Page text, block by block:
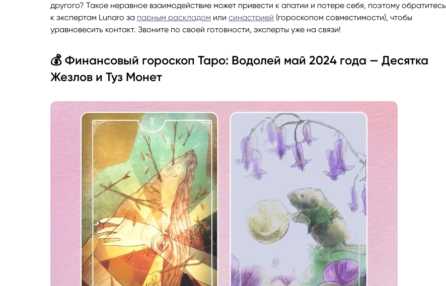
другого? Такое неравное взаимодействие может привести к апатии и потере себя, поэтому обратитесь
к экспертам Lunaro за парным раскладом или синастрией (гороскопом совместимости), чтобы
уравновесить контакт. Звоните по своей готовности, эксперты уже на связи!
💰 Финансовый гороскоп Таро: Водолей май 2024 года — Десятка
Жезлов и Туз Монет